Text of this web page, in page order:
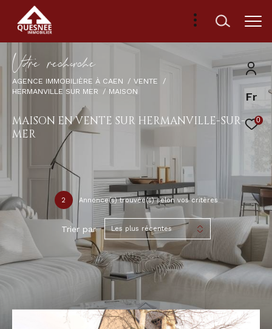
Fr
0
Vore recece
AGENCE IMMOBILIÈRE À CAEN
VENTE
HERMANVILLE SUR MER
MAISON
MAISON EN VENTE SUR HERMANVILLE-SUR-
MER
2 Annonce(s) trouvée(s) selon vos critères
Trier par Les plus récentes